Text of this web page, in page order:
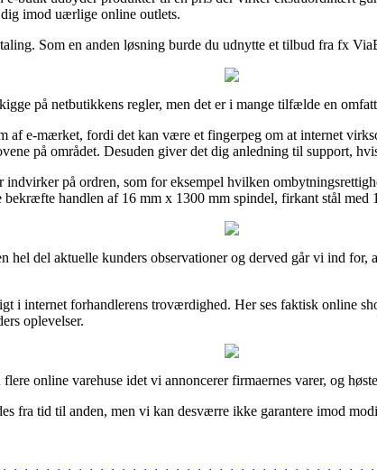
imod uærlige online outlets.
Som en anden løsning burde du udnytte et tilbud fra fx
på netbutikkens regler, men det er i mange tilfælde en
e-mærket, fordi det kan være et fingerpeg om at internet
på området. Desuden giver det dig anledning til support,
på ordren, som for eksempel hvilken
handlen af 16 mm x 1300 mm spindel, firkant stål
del aktuelle kunders observationer og derved går vi ind
i internet forhandlerens troværdighed. Her ses faktisk online
oplevelser.
online varehuse idet vi annoncerer firmaernes varer, og
fra tid til anden, men vi kan desværre ikke garantere imod